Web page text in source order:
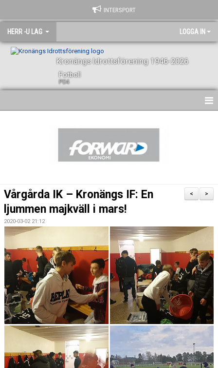
INTERSPORT
HERR -U LAG LOGGA IN
Kronängs Idrottsförening 1946-2026
Fotboll
P04
BILDGALLERI
DOKUMENT
KONTAKT
MATCHER
>
<
Vårgårda IK – Kronängs IF: En
ljummen majkväll i mars!
2020-03-02 21:12